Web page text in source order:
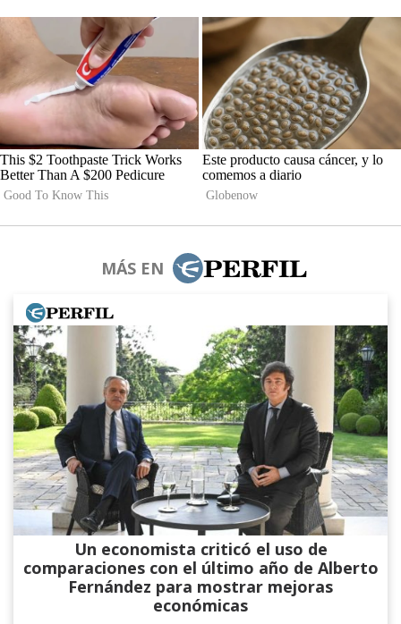
MÁS EN
Un economista criticó el uso de
comparaciones con el último año de Alberto
Fernández para mostrar mejoras
económicas